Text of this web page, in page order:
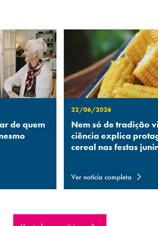
de quem
22/06/2026
Nem só de tradição
ciência explica
cereal nas festas
Ver notícia completa